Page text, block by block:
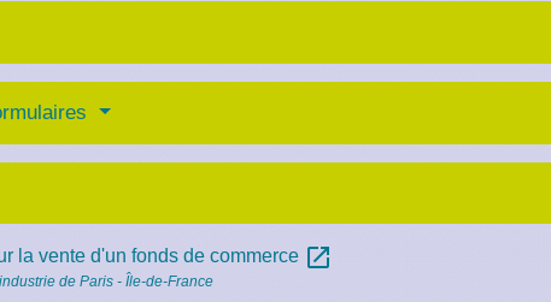
la vente d'un fonds de commerce open_in_new
de Paris - Île-de-France